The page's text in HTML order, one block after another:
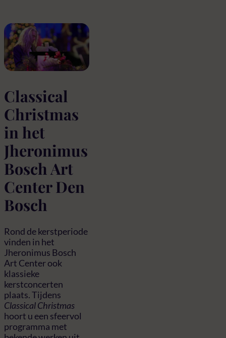
Classical
Christmas
in het
Jheronimus
Bosch Art
Center Den
Bosch
Rond de kerstperiode
vinden in het
Jheronimus Bosch
Art Center ook
klassieke
kerstconcerten
plaats. Tijdens
Classical Christmas
hoort u een sfeervol
programma met